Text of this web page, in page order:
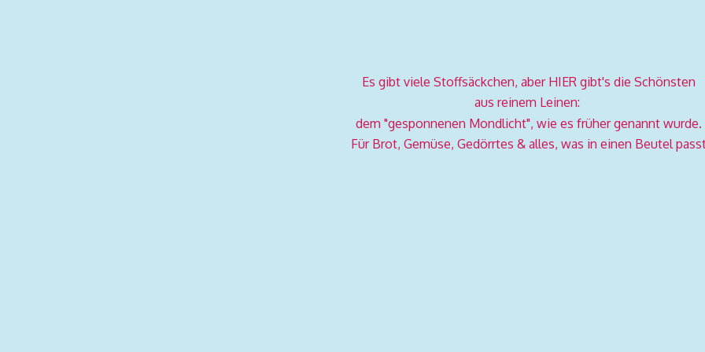
Es gibt viele Stoffsäckchen, aber HIER gibt's die Schönsten
aus reinem Leinen:
dem "gesponnenen Mondlicht", wie es früher genannt wurde.
Für Brot, Gemüse, Gedörrtes & alles, was in einen Beutel